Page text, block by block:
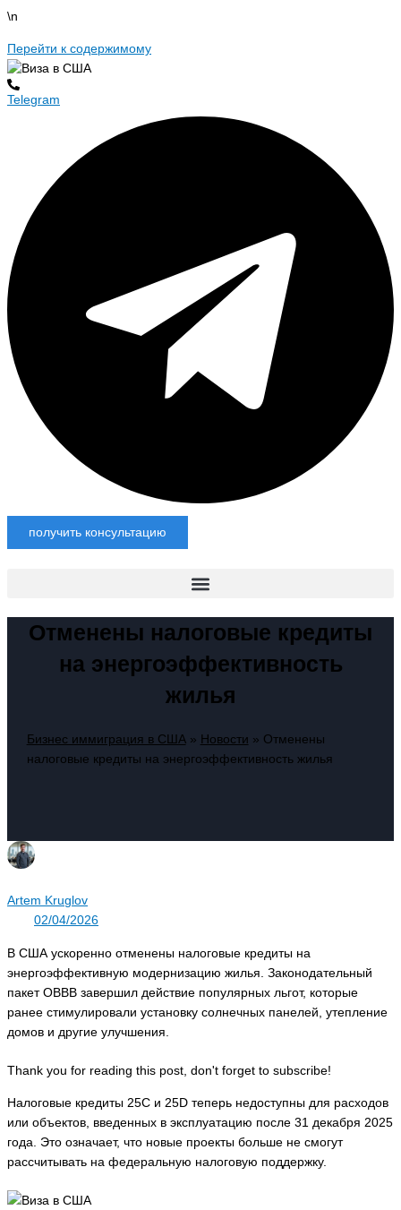
\n
Перейти к содержимому
Telegram
получить консультацию
Отменены налоговые кредиты
на энергоэффективность
жилья
Бизнес иммиграция в США» Новости » Отменены
налоговые кредиты на энергоэффективность жилья
Artem Kruglov
02/04/2026
В США ускоренно отменены налоговые кредиты на
энергоэффективную модернизацию жилья. Законодательный
пакет OBBB завершил действие популярных льгот, которые
ранее стимулировали установку солнечных панелей, утепление
домов и другие улучшения.
Thank you for reading this post, don't forget to subscribe!
Налоговые кредиты 25C и 25D теперь недоступны для расходов
или объектов, введенных в эксплуатацию после 31 декабря 2025
года. Это означает, что новые проекты больше не смогут
рассчитывать на федеральную налоговую поддержку.